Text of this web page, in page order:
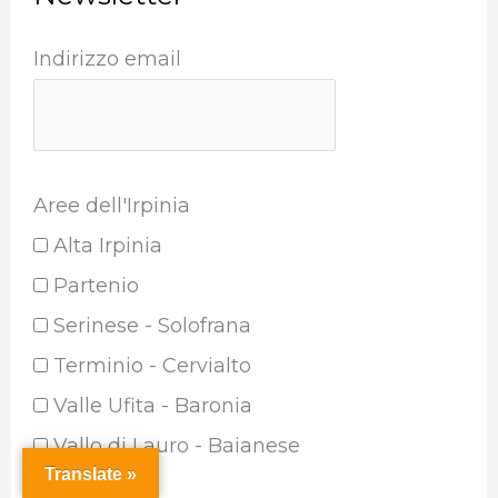
Indirizzo email
Aree dell'Irpinia
Alta Irpinia
Partenio
Serinese - Solofrana
Terminio - Cervialto
Valle Ufita - Baronia
Vallo di Lauro - Baianese
Translate »